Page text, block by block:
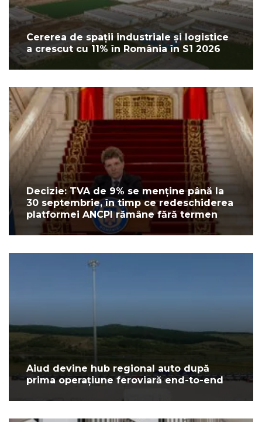
Cererea de spații industriale și logistice
a crescut cu 11% în România în S1 2026
Decizie: TVA de 9% se menține până la
30 septembrie, în timp ce redeschiderea
platformei ANCPI rămâne fără termen
Aiud devine hub regional auto după
prima operațiune feroviară end-to-end